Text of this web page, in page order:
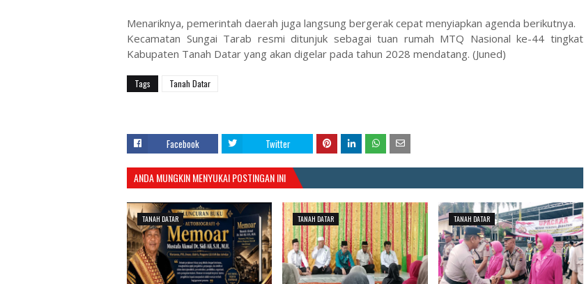
Menariknya, pemerintah daerah juga langsung bergerak cepat menyiapkan agenda berikutnya.
​Kecamatan Sungai Tarab resmi ditunjuk sebagai tuan rumah MTQ Nasional ke-44 tingkat
Kabupaten Tanah Datar yang akan digelar pada tahun 2028 mendatang. (Juned)
Tags Tanah Datar
Facebook Twitter
ANDA MUNGKIN MENYUKAI POSTINGAN INI
TANAH DATAR TANAH DATAR TANAH DATAR